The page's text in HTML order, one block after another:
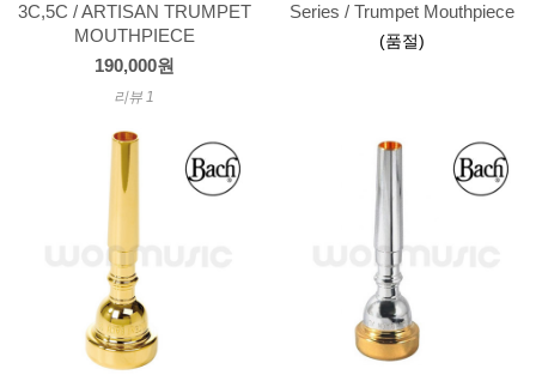
3C,5C / ARTISAN TRUMPET
MOUTHPIECE
190,000원
리뷰 1
Series / Trumpet Mouthpiece
(품절)